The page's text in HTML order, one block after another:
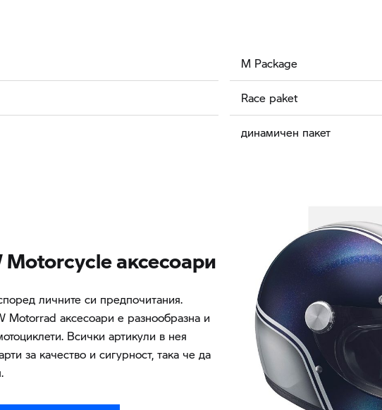
M Package
Race paket
динамичен пакет
аксесоари
личните си предпочитания.
Motorrad аксесоари е разнообразна и
Всички артикули в нея
за качество и сигурност, така че да